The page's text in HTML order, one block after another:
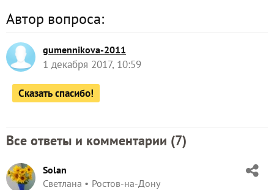
Автор вопроса:
gumennikova-2011
1 декабря 2017, 10:59
Сказать спасибо!
Все ответы и комментарии (7)
Solan
Светлана
Ростов-на-Дону